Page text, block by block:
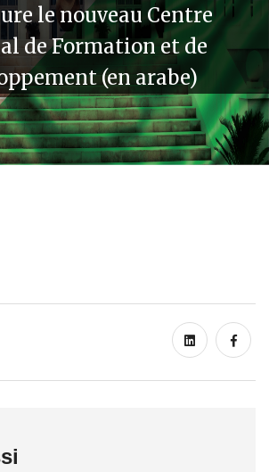
le nouveau Centre
de Formation et de
(en arabe)